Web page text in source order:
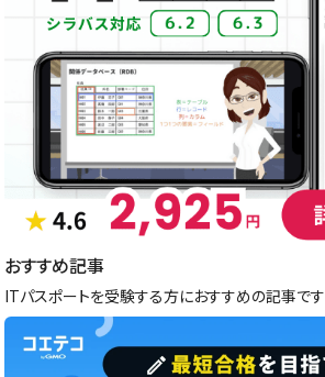
おすすめ記事
ITパスポートを受験する方におすすめの記事です